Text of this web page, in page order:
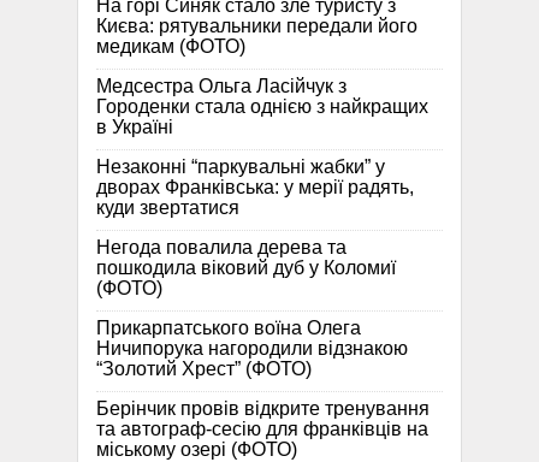
На горі Синяк стало зле туристу з
Києва: рятувальники передали його
медикам (ФОТО)
Медсестра Ольга Ласійчук з
Городенки стала однією з найкращих
в Україні
Незаконні “паркувальні жабки” у
дворах Франківська: у мерії радять,
куди звертатися
Негода повалила дерева та
пошкодила віковий дуб у Коломиї
(ФОТО)
Прикарпатського воїна Олега
Ничипорука нагородили відзнакою
“Золотий Хрест” (ФОТО)
Берінчик провів відкрите тренування
та автограф-сесію для франківців на
міському озері (ФОТО)